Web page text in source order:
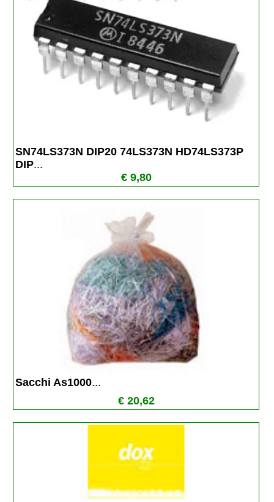
SN74LS373N DIP20 74LS373N HD74LS373P
DIP...
€ 9,80
Sacchi As1000...
€ 20,62